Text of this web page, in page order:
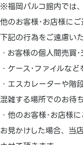
※福岡パルコ館内では、
他のお客様･お店様にご
下記の行為をご遠慮い
・お客様の個人間売買
・ケース･ファイルな
・エスカレーターや階
混雑する場所でのお待
・他のお客様･お店様
お見かけした場合、当